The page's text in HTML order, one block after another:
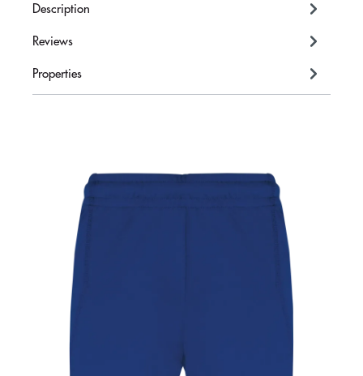
Description
Reviews
Properties